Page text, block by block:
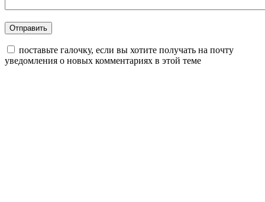
поставьте галочку, если вы хотите получать на почту
уведомления о новых комментариях в этой теме